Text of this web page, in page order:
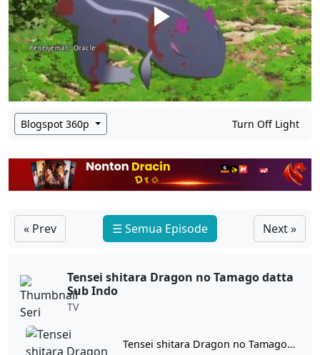
Blogspot 360p Turn Off Light
« Prev ☰ Semua Episode Next »
Tensei shitara Dragon no Tamago datta
Sub Indo
TV
Tensei shitara Dragon no Tamago datta Ep 10 Sub Indo